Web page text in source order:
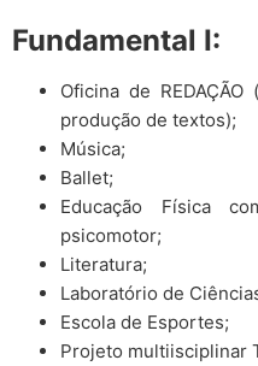
Fundamental I:
Oficina de
produção de textos);
Música;
Ballet;
Educação Física
psicomotor;
Literatura;
Laboratório de
Escola de Esportes;
Projeto multiisciplinar